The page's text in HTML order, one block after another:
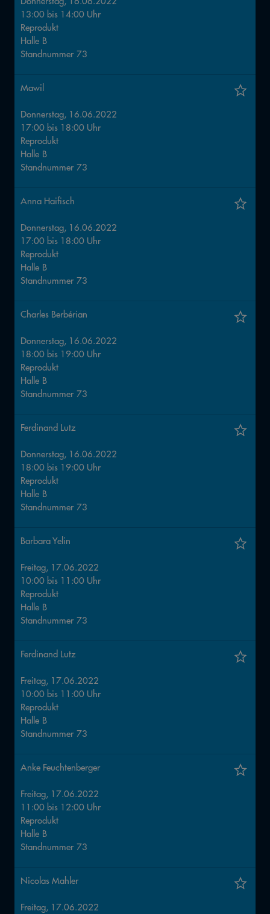
13:00 bis 14:00 Uhr
Reprodukt
Halle B
Standnummer 73
Mawil
Donnerstag, 16.06.2022
17:00 bis 18:00 Uhr
Reprodukt
Halle B
Standnummer 73
Anna Haifisch
Donnerstag, 16.06.2022
17:00 bis 18:00 Uhr
Reprodukt
Halle B
Standnummer 73
Charles Berbérian
Donnerstag, 16.06.2022
18:00 bis 19:00 Uhr
Reprodukt
Halle B
Standnummer 73
Ferdinand Lutz
Donnerstag, 16.06.2022
18:00 bis 19:00 Uhr
Reprodukt
Halle B
Standnummer 73
Barbara Yelin
Freitag, 17.06.2022
10:00 bis 11:00 Uhr
Reprodukt
Halle B
Standnummer 73
Ferdinand Lutz
Freitag, 17.06.2022
10:00 bis 11:00 Uhr
Reprodukt
Halle B
Standnummer 73
Anke Feuchtenberger
Freitag, 17.06.2022
11:00 bis 12:00 Uhr
Reprodukt
Halle B
Standnummer 73
Nicolas Mahler
Freitag, 17.06.2022